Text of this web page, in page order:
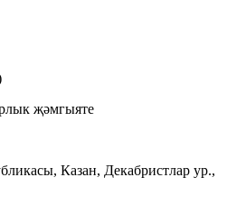
җәмгыяте
Казан, Декабристлар ур.,